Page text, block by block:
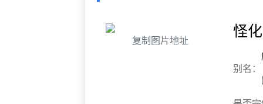
复制图片地址
怪
别名：